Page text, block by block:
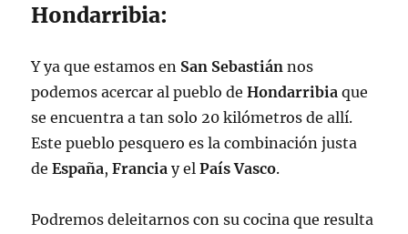
Hondarribia:
Y ya que estamos en San Sebastián nos
podemos acercar al pueblo deHondarribia que
se encuentra a tan solo 20 kilómetros de allí.
Este pueblo pesquero es la combinación justa
deEspaña,Francia y elPaís Vasco.
Podremos deleitarnos con su cocina que resulta